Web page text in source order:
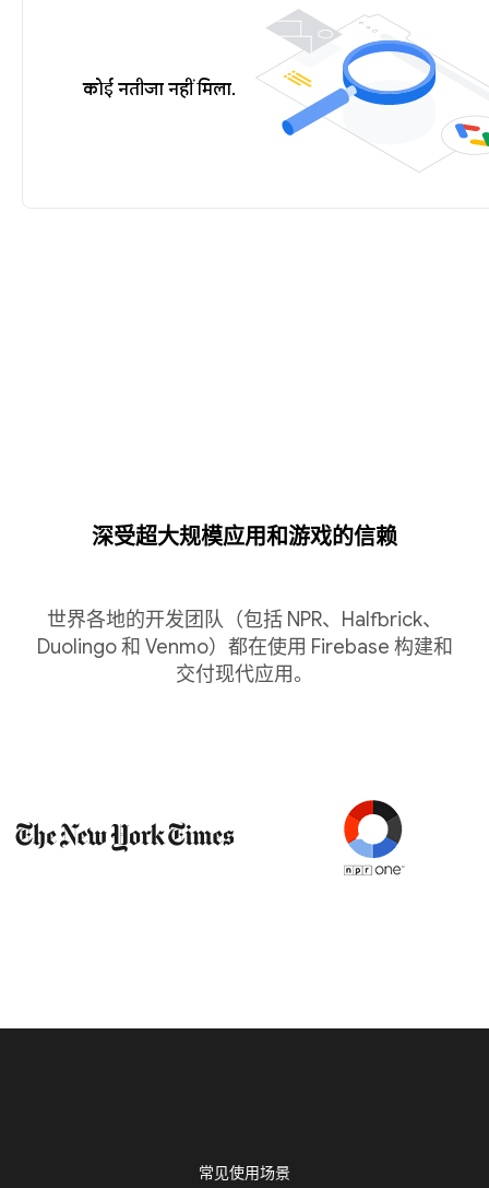
कोई नतीजा नहीं मिला.
深受超大规模应用和游戏的信赖
世界各地的开发团队（包括 NPR、Halfbrick、
Duolingo 和 Venmo）都在使用 Firebase 构建和
交付现代应用。
常见使用场景